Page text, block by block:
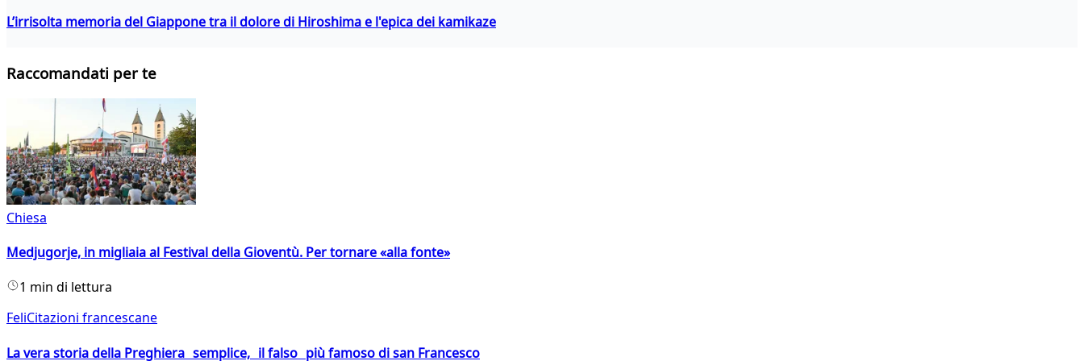
L’irrisolta memoria del Giappone tra il dolore di Hiroshima e l'epica dei kamikaze
Raccomandati per te
Chiesa
Medjugorje, in migliaia al Festival della Gioventù. Per tornare «alla fonte»
1 min di lettura
FeliCitazioni francescane
La vera storia della Preghiera semplice, il falso più famoso di san Francesco